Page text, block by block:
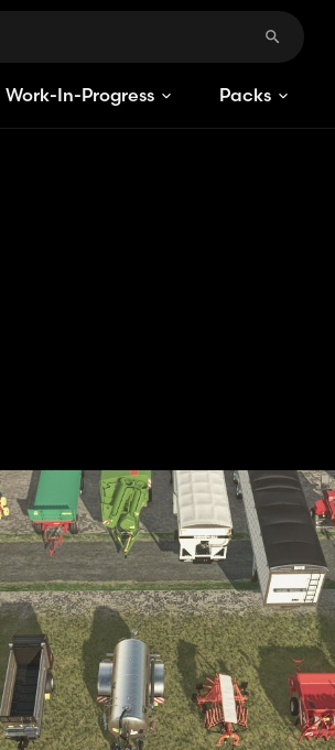
Work-In-Progress Packs